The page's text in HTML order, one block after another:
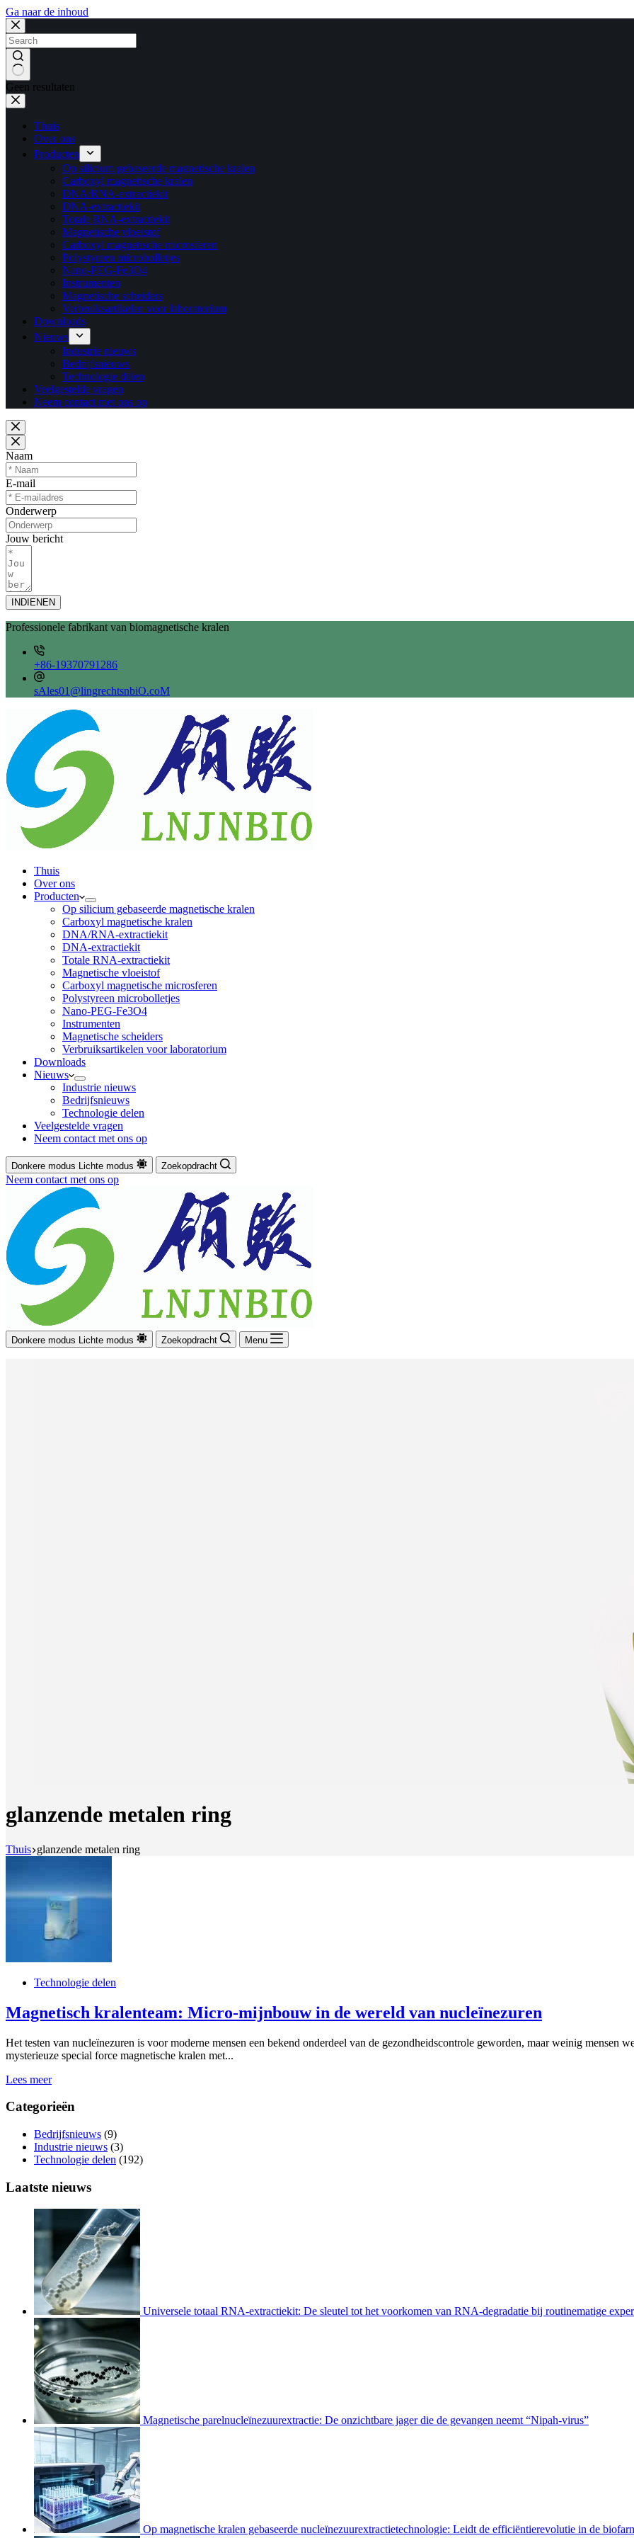
Ga naar de inhoud
Geen resultaten
Thuis
Over ons
Producten
Op silicium gebaseerde magnetische kralen
Carboxyl magnetische kralen
DNA/RNA-extractiekit
DNA-extractiekit
Totale RNA-extractiekit
Magnetische vloeistof
Carboxyl magnetische microsferen
Polystyreen microbolletjes
Nano-PEG-Fe3O4
Instrumenten
Magnetische scheiders
Verbruiksartikelen voor laboratorium
Downloads
Nieuws
Industrie nieuws
Bedrijfsnieuws
Technologie delen
Veelgestelde vragen
Neem contact met ons op
Naam
E-mail
Onderwerp
Jouw bericht
INDIENEN
Professionele fabrikant van biomagnetische kralen
+86-19370791286
sAles01@lingrechtsnbiO.coM
Thuis
Over ons
Producten
Op silicium gebaseerde magnetische kralen
Carboxyl magnetische kralen
DNA/RNA-extractiekit
DNA-extractiekit
Totale RNA-extractiekit
Magnetische vloeistof
Carboxyl magnetische microsferen
Polystyreen microbolletjes
Nano-PEG-Fe3O4
Instrumenten
Magnetische scheiders
Verbruiksartikelen voor laboratorium
Downloads
Nieuws
Industrie nieuws
Bedrijfsnieuws
Technologie delen
Veelgestelde vragen
Neem contact met ons op
Donkere modus Lichte modus Zoekopdracht
Neem contact met ons op
Donkere modus Lichte modus Zoekopdracht Menu
glanzende metalen ring
Thuis glanzende metalen ring
Technologie delen
Magnetisch kralenteam: Micro-mijnbouw in de wereld van nucleïnezuren
Het testen van nucleïnezuren is voor moderne mensen een bekend onderdeel van de gezondheidscontrole geworden, maar weinig mensen
mysterieuze special force magnetische kralen met...
Lees meer
Categorieën
Bedrijfsnieuws (9)
Industrie nieuws (3)
Technologie delen (192)
Laatste nieuws
Universele totaal RNA-extractiekit: De sleutel tot het voorkomen van RNA-degradatie bij routinematige
Magnetische parelnucleïnezuurextractie: De onzichtbare jager die de gevangen neemt “Nipah-virus”
Op magnetische kralen gebaseerde nucleïnezuurextractietechnologie: Leidt de efficiëntierevolutie in de